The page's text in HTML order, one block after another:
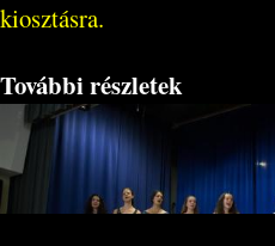
kiosztásra.
További részletek